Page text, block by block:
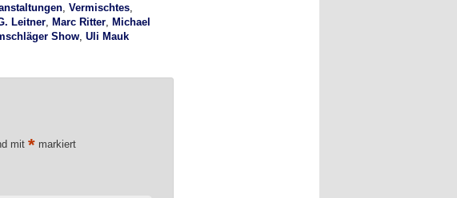
, Vermischtes,
Leitner, Marc Ritter,
Michael
Show, Uli Mauk
mit *markiert